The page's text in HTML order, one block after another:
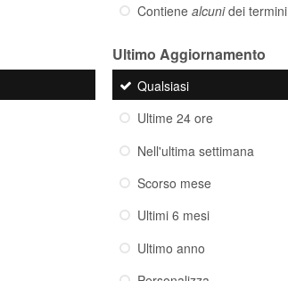
Contiene alcunidei termini
Ultimo Aggiornamento
Qualsiasi
Ultime 24 ore
Nell'ultima settimana
Scorso mese
Ultimi 6 mesi
Ultimo anno